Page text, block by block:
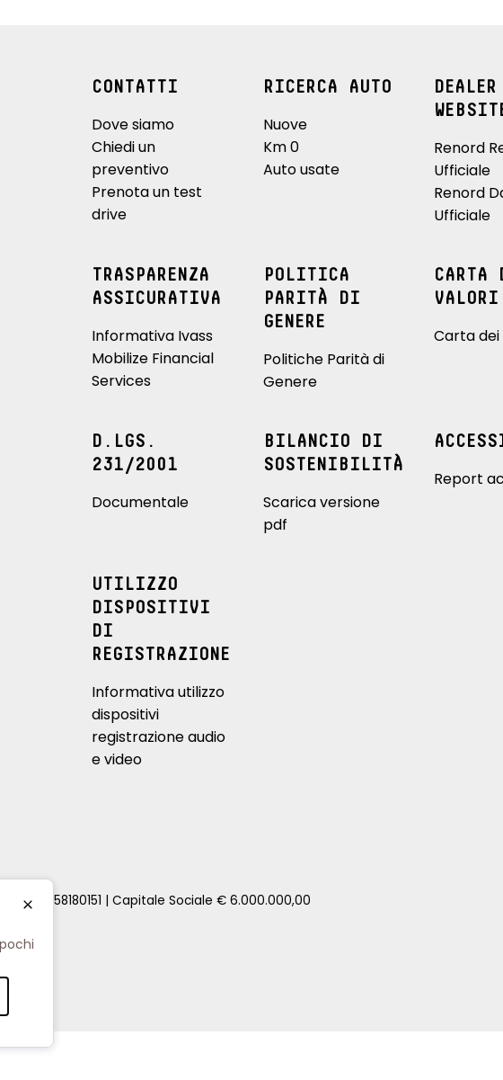
CONTATTI
Dove siamo
Chiedi un
preventivo
Prenota un test
drive
RICERCA AUTO
Nuove
Km 0
Auto usate
DEALER
Renord
Ufficiale
Renord
Ufficiale
TRASPARENZA
ASSICURATIVA
Informativa Ivass
Mobilize Financial
Services
POLITICA
PARITÀ DI
GENERE
Politiche Parità di
Genere
CARTA
VALORI
Carta dei
D.LGS.
231/2001
Documentale
BILANCIO DI
SOSTENIBILITÀ
Scarica versione
pdf
Report
UTILIZZO
DISPOSITIVI
DI
REGISTRAZIONE
Informativa utilizzo
dispositivi
registrazione audio
e video
C.F. 00858180151 | Capitale Sociale € 6.000.000,00
Chiudi
una valutazione della tua auto senza impegno